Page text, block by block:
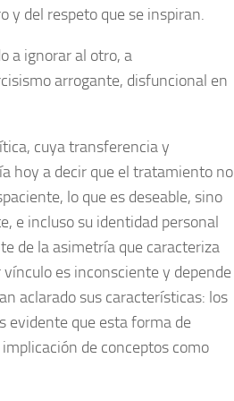
y del respeto que se inspiran.
a ignorar al otro, a
arrogante, disfuncional en
cuya transferencia y
hoy a decir que el tratamiento no
lo que es deseable, sino
e incluso su identidad personal
de la asimetría que caracteriza
es inconsciente y depende
aclarado sus características: los
evidente que esta forma de
de conceptos como